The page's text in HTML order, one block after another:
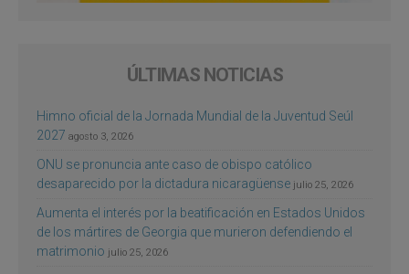
ÚLTIMAS NOTICIAS
Himno oficial de la Jornada Mundial de la Juventud Seúl
2027 agosto 3, 2026
ONU se pronuncia ante caso de obispo católico
desaparecido por la dictadura nicaragüense julio 25, 2026
Aumenta el interés por la beatificación en Estados Unidos
de los mártires de Georgia que murieron defendiendo el
matrimonio julio 25, 2026